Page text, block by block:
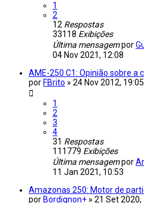
1
2
12 Respostas
33118 Exibições
Última mensagempor
04 Nov 2021, 12:08
AME-250 C1: Opinião sobre a
por FBrito » 24 Nov 2012, 19:05
1
2
3
4
31 Respostas
111779 Exibições
Última mensagempor
11 Jan 2021, 10:53
Amazonas 250: Motor de
por Bordignon+ » 21 Set 2020,